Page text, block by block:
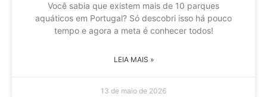
Você sabia que existem mais de 10 parques
aquáticos em Portugal? Só descobri isso há pouco
tempo e agora a meta é conhecer todos!
LEIA MAIS »
13 de maio de 2026